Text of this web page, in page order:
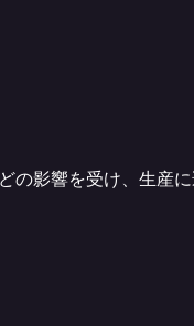
の影響を受け、生産